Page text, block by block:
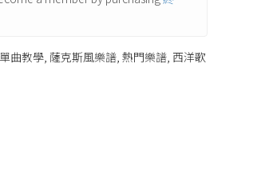
曲教學, 薩克斯風樂譜, 熱門樂譜, 西洋歌